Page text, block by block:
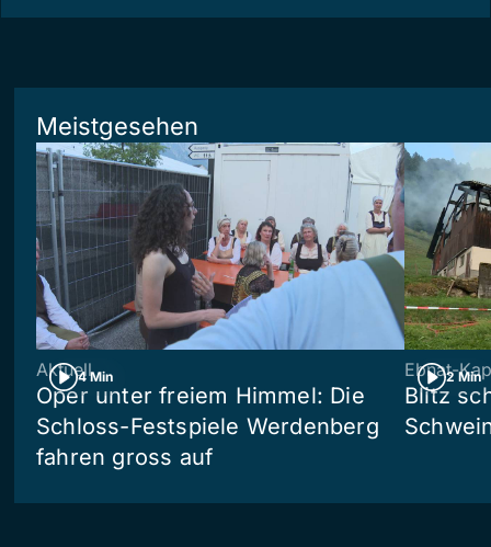
Meistgesehen
4 Min
Aktuell
Oper unter freiem Himmel: Die
Schloss-Festspiele Werdenberg
fahren gross auf
2 Min
Ebnat-
Blitz